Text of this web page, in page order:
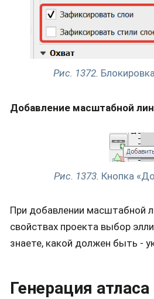
Рис. 1372.
Добавление масштабной
Рис. 1373. Кнопка
При добавлении масштабной
свойствах проекта выбор
знаете, какой должен быть -
Генерация атласа